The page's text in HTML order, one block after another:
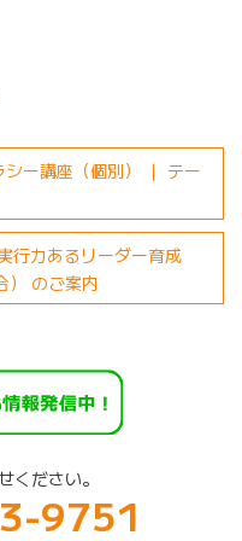
ー講座（個別） ｜ テー
行力あるリーダー育成
のご案内
ください。
9751